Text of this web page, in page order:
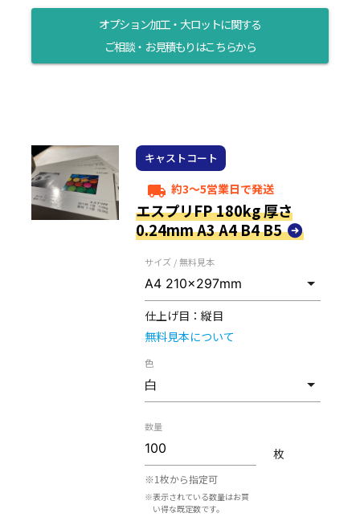
オプション加工・大ロットに関する
ご相談・お見積もりはこちらから
キャストコート
local_shipping 約3～5営業日で発送
エスプリFP 180kg 厚さ
0.24mm A3 A4 B4 B5
サイズ / 無料見本
仕上げ目： 縦目
無料見本について
色
数量
※1枚から指定可
※表示されている数量はお買
い得な既定数です。
枚